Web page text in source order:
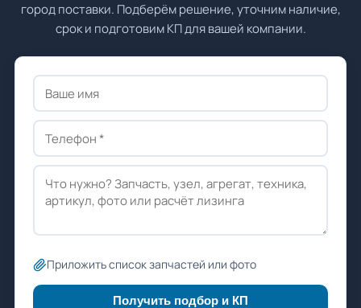
город поставки. Подберём решение, уточним наличие,
срок и подготовим КП для вашей компании.
Приложить список запчастей или фото
Получить подбор и КП